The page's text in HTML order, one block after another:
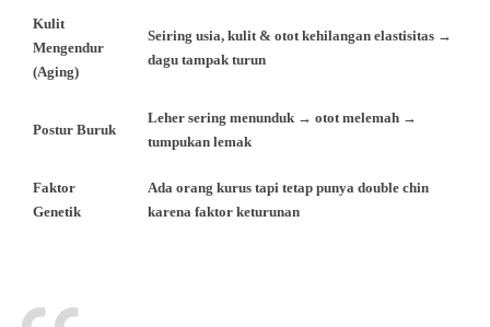
Kulit
Mengendur
(Aging)
Seiring usia, kulit & otot kehilangan elastisitas →
dagu tampak turun
Postur Buruk
Leher sering menunduk → otot melemah →
tumpukan lemak
Faktor
Genetik
Ada orang kurus tapi tetap punya double chin
karena faktor keturunan